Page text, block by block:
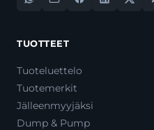
TUOTTEET
Tuoteluettelo
Tuotemerkit
Jälleenmyyjäksi
Dump & Pump